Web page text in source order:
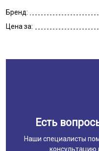
Бренд:
Цена за:
Есть
Наши специалисты
консультацию